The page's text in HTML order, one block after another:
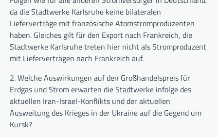
da die Stadtwerke Karlsruhe keine bilateralen
Lieferverträge mit französische Atomstromproduzenten
haben. Gleiches gilt für den Export nach Frankreich, die
Stadtwerke Karlsruhe treten hier nicht als Stromproduzent
mit Lieferverträgen nach Frankreich auf.
2.Welche Auswirkungen auf den Großhandelspreis für
Erdgas und Strom erwarten die Stadtwerke infolge des
aktuellen Iran-Israel-Konflikts und der aktuellen
Ausweitung des Krieges in der Ukraine auf die Gegend um
Kursk?